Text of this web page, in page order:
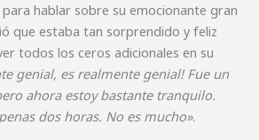
hablar sobre su emocionante gran
que estaba tan sorprendido y feliz
todos los ceros adicionales en su
genial, es realmente genial! Fue un
ahora estoy bastante tranquilo.
dos horas. No es mucho».